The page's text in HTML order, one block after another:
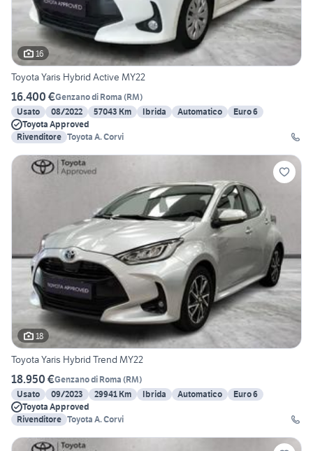
16
Toyota Yaris Hybrid Active MY22
16.400 €Genzano di Roma (RM)
Usato
08/2022 57043 Km Ibrida Automatico
Euro 6
Toyota Approved
Rivenditore Toyota A. Corvi
18
Toyota Yaris Hybrid Trend MY22
18.950 €Genzano di Roma (RM)
Usato
09/2023 29941 Km Ibrida Automatico
Euro 6
Toyota Approved
Rivenditore Toyota A. Corvi